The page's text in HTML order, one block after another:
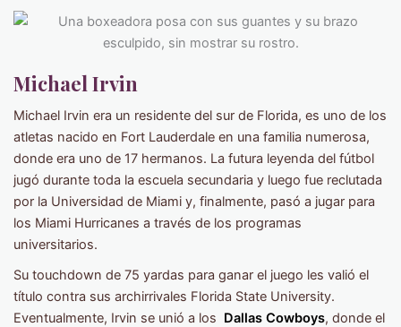
Michael Irvin
Michael Irvin era un residente del sur de Florida, es uno de los
atletas nacido en Fort Lauderdale en una familia numerosa,
donde era uno de 17 hermanos. La futura leyenda del fútbol
jugó durante toda la escuela secundaria y luego fue reclutada
por la Universidad de Miami y, finalmente, pasó a jugar para
los Miami Hurricanes a través de los programas
universitarios.
Su touchdown de 75 yardas para ganar el juego les valió el
título contra sus archirrivales Florida State University.
Eventualmente, Irvin se unió a los Dallas Cowboys, donde el